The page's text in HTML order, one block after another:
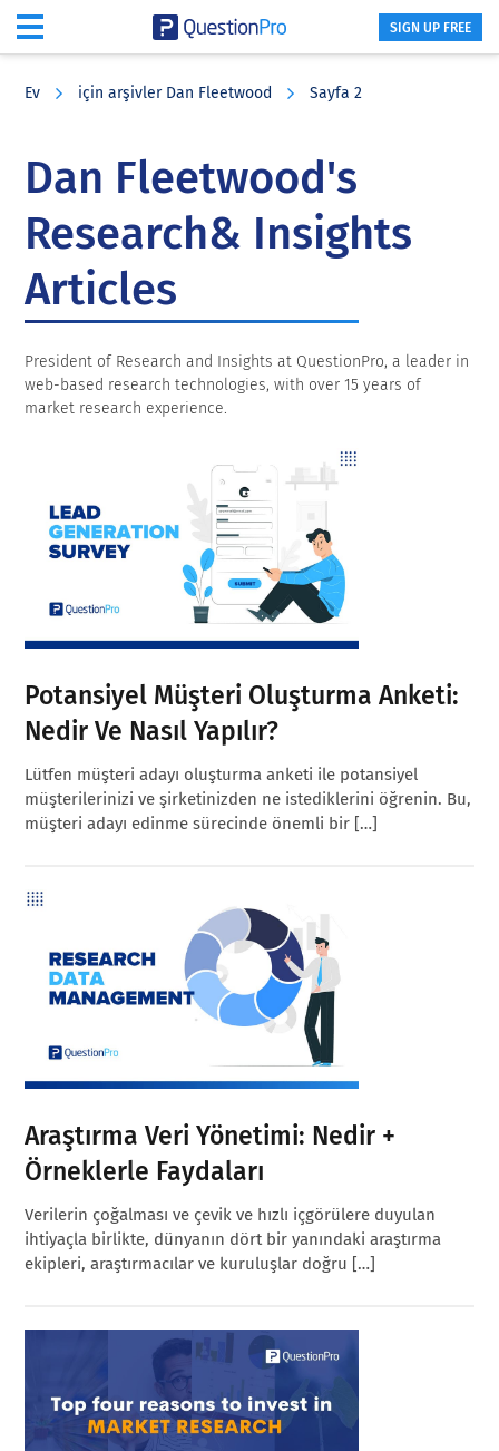
SIGN UP FREE
Ev için arşivler Dan Fleetwood Sayfa 2
Dan Fleetwood's
Research& Insights
Articles
President of Research and Insights at QuestionPro, a leader in
web-based research technologies, with over 15 years of
market research experience.
Potansiyel Müşteri Oluşturma Anketi:
Nedir Ve Nasıl Yapılır?
Lütfen müşteri adayı oluşturma anketi ile potansiyel
müşterilerinizi ve şirketinizden ne istediklerini öğrenin. Bu,
müşteri adayı edinme sürecinde önemli bir […]
Araştırma Veri Yönetimi: Nedir +
Örneklerle Faydaları
Verilerin çoğalması ve çevik ve hızlı içgörülere duyulan
ihtiyaçla birlikte, dünyanın dört bir yanındaki araştırma
ekipleri, araştırmacılar ve kuruluşlar doğru […]